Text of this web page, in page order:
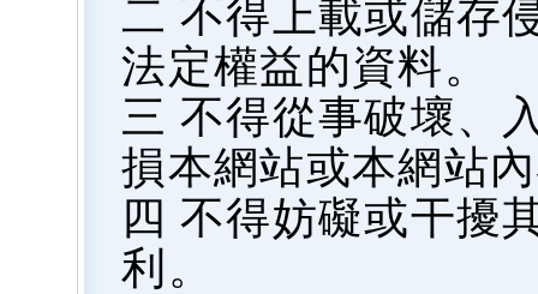
二 不得上載或儲存
法定權益的資料。
三 不得從事破壞、
損本網站或本網站
四 不得妨礙或干擾
利。